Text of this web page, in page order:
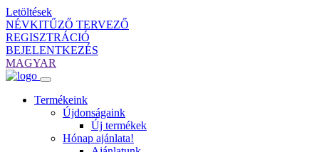
Letöltések
NÉVKITŰZŐ TERVEZŐ
REGISZTRÁCIÓ
BEJELENTKEZÉS
MAGYAR
Termékeink
Újdonságaink
Új termékek
Hónap ajánlata!